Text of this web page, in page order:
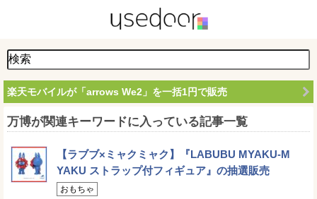
楽天モバイルが「arrows We2」を一括1円で販売
万博が関連キーワードに入っている記事一覧
【ラブブ×ミャクミャク】『LABUBU MYAKU-M
YAKU ストラップ付フィギュア』の抽選販売
おもちゃ